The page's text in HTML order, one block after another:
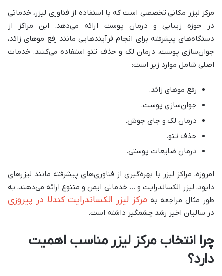
مرکز لیزر مکانی تخصصی است که با استفاده از فناوری لیزر، خدماتی
در حوزه زیبایی و درمان پوست ارائه می‌دهد. این مراکز از
دستگاه‌های پیشرفته برای انجام فرآیندهایی مانند رفع موهای زائد،
جوان‌سازی پوست، درمان لک و حذف تتو استفاده می‌کنند. خدمات
اصلی شامل موارد زیر است:
رفع موهای زائد.
جوان‌سازی پوست.
درمان لک و جای جوش.
حذف تتو.
درمان ضایعات پوستی.
امروزه، مراکز لیزر با بهره‌گیری از فناوری‌های پیشرفته مانند لیزرهای
دایود، لیزر الکساندرایت و … خدماتی ایمن و متنوع ارائه می‌دهند، به
طور مثال مراجعه به مرکز لیزر الکساندرایت کندلا در پیروزی
در سالیان اخیر رشد چشمگیر داشته است.
چرا انتخاب مرکز لیزر مناسب اهمیت
دارد؟